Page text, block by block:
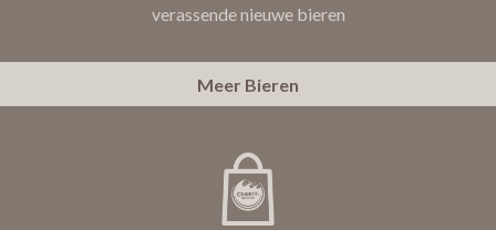
verassende nieuwe bieren
Meer Bieren